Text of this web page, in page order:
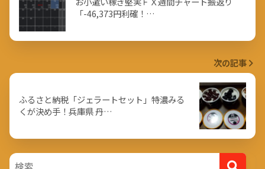
「-46,373円利確！…
次の記事
ふるさと納税「ジェラートセット」特濃みる
くが決め手！兵庫県 丹…